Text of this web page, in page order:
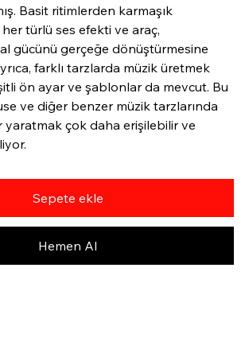
Basit ritimlerden karmaşık
türlü ses efekti ve araç,
gücünü gerçeğe dönüştürmesine
farklı tarzlarda müzik üretmek
ön ayar ve şablonlar da mevcut. Bu
ve diğer benzer müzik tarzlarında
yaratmak çok daha erişilebilir ve
Sepete ekle
Hemen Al